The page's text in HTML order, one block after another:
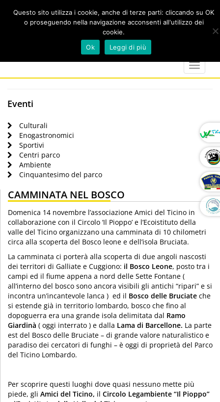
marker
calendar
Toggle
Eventi
Culturali
Enogastronomici
Sportivi
Centri parco
Ambiente
Cinquantesimo del parco
CAMMINATA NEL BOSCO
Domenica 14 novembre l’associazione Amici del Ticino in
collaborazione con il Circolo ‘Il Pioppo’ e l’Ecoistituto della
valle del Ticino organizzano una camminata di 10 chilometri
circa alla scoperta del Bosco leone e dell’isola Bruciata.
La camminata ci porterà alla scoperta di due angoli nascosti
dei territori di Galliate e Cuggiono: il Bosco Leone, posto tra i
campi ed il fiume appena a nord delle Sette Fontane (
all’interno del bosco sono ancora visibili gli antichi “ripari” e si
incontra un’incantevole lanca ) ed il Bosco delle Bruciate che
si estende già in territorio lombardo, bosco che fino al
dopoguerra era una grande isola delimitata dal Ramo
Giardinà ( oggi interrato ) e dalla Lama di Barcellone. La parte
est del Bosco delle Bruciate – di grande valore naturalistico e
paradiso dei cercatori di funghi – è oggi di proprietà del Parco
del Ticino Lombardo.
Per scoprire questi luoghi dove quasi nessuno mette più
piede, gli Amici del Ticino, il Circolo Legambiente “Il Pioppo”
Questo sito utilizza i cookie, anche di terze parti: cliccando su OK
o proseguendo nella navigazione acconsenti all'utilizzo dei
cookie.
Ok
Leggi di più